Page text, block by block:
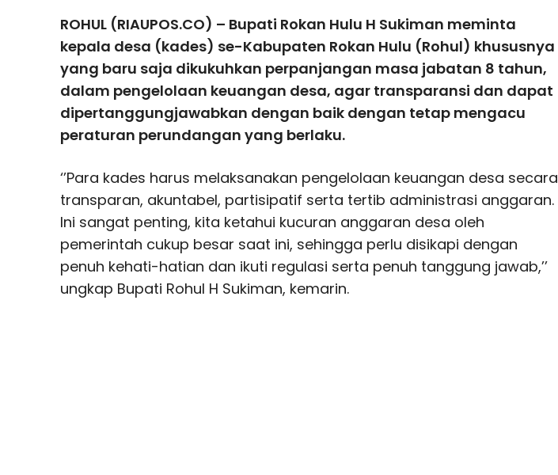
ROHUL (RIAUPOS.CO) – Bupati Rokan Hulu H Sukiman meminta
kepala desa (kades) se-Kabupaten Rokan Hulu (Rohul) khususnya
yang baru saja dikukuhkan perpanjangan masa jabatan 8 tahun,
dalam pengelolaan keuangan desa, agar transparansi dan dapat
dipertanggungjawabkan dengan baik dengan tetap mengacu
peraturan perundangan yang berlaku.
‘’Para kades harus melaksanakan pengelolaan keuangan desa secara
transparan, akuntabel, partisipatif serta tertib administrasi anggaran.
Ini sangat penting, kita ketahui kucuran anggaran desa oleh
pemerintah cukup besar saat ini, sehingga perlu disikapi dengan
penuh kehati-hatian dan ikuti regulasi serta penuh tanggung jawab,’’
ungkap Bupati Rohul H Sukiman, kemarin.